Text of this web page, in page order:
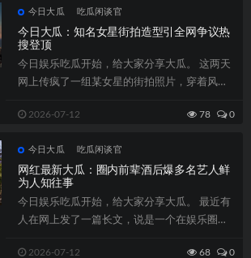
今日大瓜 吃瓜闲谈官
今日大瓜：知名女星街拍造型引全网争议热
搜登顶
今日娱乐吃瓜开始，给大家分享大瓜。 这两天
网上传疯了一组某女星的街拍照片，穿着风格
2026-07-12 78 0
今日大瓜 吃瓜闲谈官
网红最新大瓜：圈内前辈酒后爆多名艺人鲜
为人知往事
今日娱乐吃瓜开始，给大家分享大瓜。 最近有
人在网上发了一篇长文，说是一个在娱乐圈干
2026-07-12 68 0